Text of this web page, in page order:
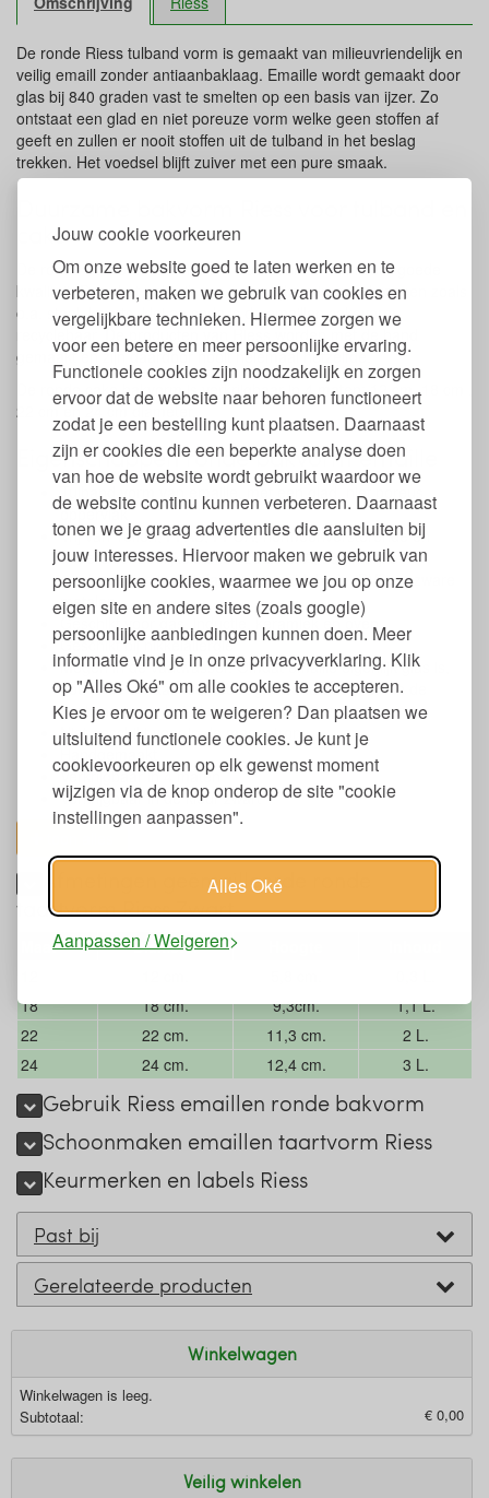
Jouw cookie voorkeuren
Om onze website goed te laten werken en te
verbeteren, maken we gebruik van cookies en
vergelijkbare technieken. Hiermee zorgen we
voor een betere en meer persoonlijke ervaring.
Functionele cookies zijn noodzakelijk en zorgen
ervoor dat de website naar behoren functioneert
zodat je een bestelling kunt plaatsen. Daarnaast
zijn er cookies die een beperkte analyse doen
van hoe de website wordt gebruikt waardoor we
de website continu kunnen verbeteren. Daarnaast
tonen we je graag advertenties die aansluiten bij
jouw interesses. Hiervoor maken we gebruik van
persoonlijke cookies, waarmee we jou op onze
eigen site en andere sites (zoals google)
persoonlijke aanbiedingen kunnen doen. Meer
informatie vind je in onze privacyverklaring. Klik
op "Alles Oké" om alle cookies te accepteren.
Kies je ervoor om te weigeren? Dan plaatsen we
uitsluitend functionele cookies. Je kunt je
cookievoorkeuren op elk gewenst moment
wijzigen via de knop onderop de site "cookie
instellingen aanpassen".
Alles Oké
Aanpassen / Weigeren
De ronde Riess tulband vorm is gemaakt van milieuvriendelijk en
veilig emaill zonder antiaanbaklaag. Emaille wordt gemaakt door
glas bij 840 graden vast te smelten op een basis van ijzer. Zo
ontstaat een glad en niet poreuze vorm welke geen stoffen af
geeft en zullen er nooit stoffen uit de tulband in het beslag
trekken. Het voedsel blijft zuiver met een pure smaak.
cake
De ronde bakvorm van Riess is duurzaam en van zeer goede
kwaliteit. Door het gebruik van natuurlijke minerale bronnen zoals
o.a. staal, kwarts, klei en soda is de emaillen cakevorm
recyclebaar. De producten van Riess worden met de hand
gemaakt en zijn daardoor nooit helemaal hetzelfde.
De ronde cake bakvorm is verkrijgbaar in 4 maten: 12 cm, 18 cm ,
22 cm en 24 cm diameter.
Eigenschappen ronde bakvorm emaille
Tulband vorm van emaille, met een glad, niet poreus
oppervlak
Vrij van Teflon, PFAS, PFOA, hormoonverstorende en
andere schadelijke stoffen zoals BPA, schadelijke
weekmakers (incl. ftalaten), formaldehyde, PVC en zware
metalen
Geschikt voor gas, inductie, keramiek en oven
Geschikt bij nikkelallergie
Mogen in de vaatwasser. Omdat emaille eigenlijk glas is,
hou je de schaal het mooist glanzend door hem in de
vaatwasser op het glasprogramma te wassen
Niet geschikt voor in de magnetron
Handgemaakt
Verkrijgbaar in 4 maten
Verkrijgbaar in de kleur zwart
Afmetingen geëmailleerde ronde
taartvorm Riess Zwart
Maat Diameter
18
18 cm. 9,3cm.
1,1 L.
22
22 cm. 11,3 cm.
2 L.
24
24 cm. 12,4 cm. 3 L.
Gebruik Riess emaillen ronde bakvorm
Schoonmaken emaillen taartvorm Riess
Keurmerken en labels Riess
Past bij
Gerelateerde producten
Winkelwagen
Winkelwagen is leeg.
Subtotaal:
€ 0,00
Veilig winkelen